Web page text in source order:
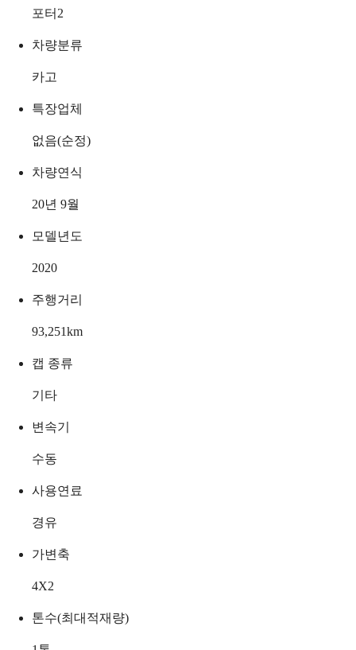
포터2
차량분류
카고
특장업체
없음(순정)
차량연식
20년 9월
모델년도
2020
주행거리
93,251km
캡 종류
기타
변속기
수동
사용연료
경유
가변축
4X2
톤수(최대적재량)